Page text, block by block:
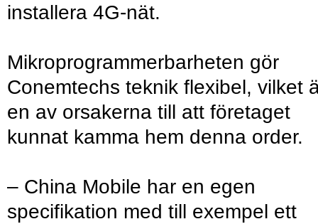
installera 4G-nät.
Mikroprogrammerbarheten gör
Conemtechs teknik flexibel, vilket
en av orsakerna till att företaget
kunnat kamma hem denna order.
– China Mobile har en egen
specifikation med till exempel ett